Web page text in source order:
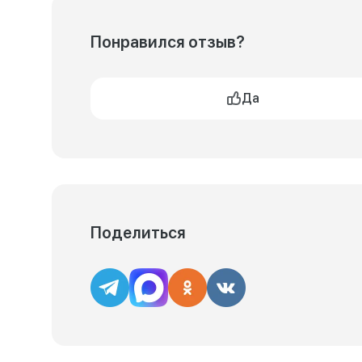
Понравился отзыв?
Да
Поделиться